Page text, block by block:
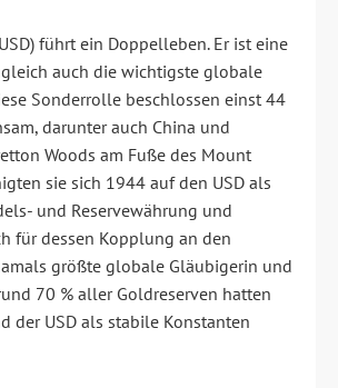
führt ein Doppelleben. Er ist eine
auch die wichtigste globale
Sonderrolle beschlossen einst 44
darunter auch China und
Woods am Fuße des Mount
sie sich 1944 auf den USD als
und Reservewährung und
für dessen Kopplung an den
größte globale Gläubigerin und
70 % aller Goldreserven hatten
der USD als stabile Konstanten